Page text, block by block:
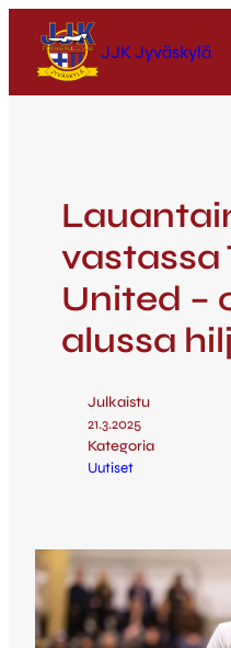
JJK Jyväskylä
vastassa
United –
alussa
Julkaistu
21.3.2025
Kategoria
Uutiset